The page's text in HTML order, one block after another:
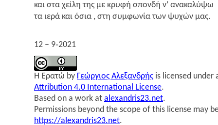
και στα χεί­λη της με κρυ­φή σπον­δή ν’ ανα­κα­λύ­ψω
τα ιερά και όσια , στη συμ­φω­νία των ψυχών μας.
12 – 9‑2021
Η Ερα­τώ by Γεώρ­γιος Αλε­ξαν­δρής is licensed under
Attribution 4.0 International License.
Based on a work at alexandris23.net.
Permissions beyond the scope of this license may
https://alexandris23.net.